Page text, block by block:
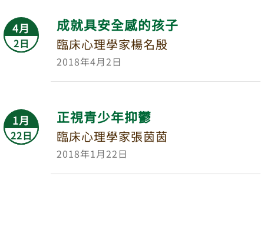
4月
2日
成就具安全感的孩子
臨床心理學家楊名殷
2018年4月2日
1月
22日
正視青少年抑鬱
臨床心理學家張茵茵
2018年1月22日